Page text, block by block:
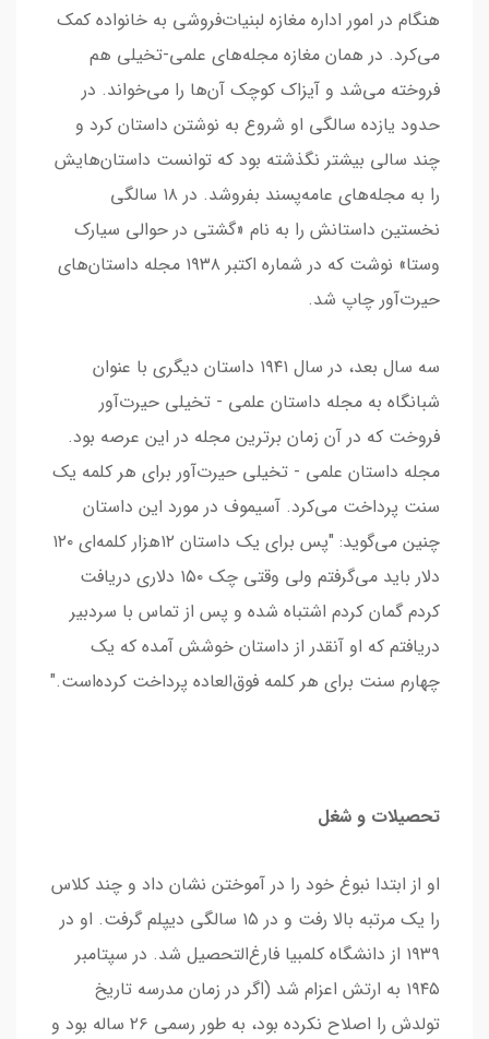
هنگام در امور اداره مغازه لبنیات‌فروشی به خانواده کمک
می‌کرد. در همان مغازه مجله‌های علمی-تخیلی هم
فروخته می‌شد و آیزاک کوچک آن‌ها را می‌خواند. در
حدود یازده سالگی او شروع به نوشتن داستان کرد و
چند سالی بیشتر نگذشته بود که توانست داستان‌هایش
را به مجله‌های عامه‌پسند بفروشد. در ۱۸ سالگی
نخستین داستانش را به نام «گشتی در حوالی سیارک
وستا» نوشت که در شماره اکتبر ۱۹۳۸ مجله داستان‌های
حیرت‌آور چاپ شد.
سه سال بعد، در سال ۱۹۴۱ داستان دیگری با عنوان
شبانگاه به مجله داستان علمی - تخیلی حیرت‌آور
فروخت که در آن زمان برترین مجله در این عرصه بود.
مجله داستان علمی - تخیلی حیرت‌آور برای هر کلمه یک
سنت پرداخت می‌کرد. آسیموف در مورد این داستان
چنین می‌گوید: "پس برای یک داستان ۱۲هزار کلمه‌ای ۱۲۰
دلار باید می‌گرفتم ولی وقتی چک ۱۵۰ دلاری دریافت
کردم گمان کردم اشتباه شده و پس از تماس با سردبیر
دریافتم که او آنقدر از داستان خوشش آمده که یک
چهارم سنت برای هر کلمه فوق‌العاده پرداخت کرده‌است."
تحصیلات و شغل
او از ابتدا نبوغ خود را در آموختن نشان داد و چند کلاس
را یک مرتبه بالا رفت و در ۱۵ سالگی دیپلم گرفت. او در
۱۹۳۹ از دانشگاه کلمبیا فارغ‌التحصیل شد. در سپتامبر
۱۹۴۵ به ارتش اعزام شد (اگر در زمان مدرسه تاریخ
تولدش را اصلاح نکرده بود، به طور رسمی ۲۶ ساله بود و